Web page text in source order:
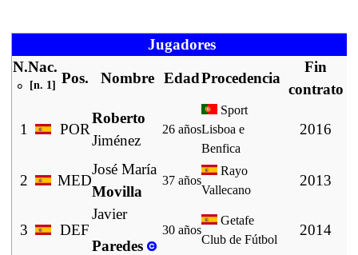
Jugadores
N.
°
Nac.
[n. 1] Pos. Nombre EdadProcedencia
Fin
contrato
1 POR
Roberto
Jiménez
26 años
Sport
Lisboa e
Benfica
2016
2 MED
José María
Movilla
37 años
Rayo
Vallecano
2013
3 DEF
Javier
Paredes
30 años
Getafe
Club de Fútbol
2014